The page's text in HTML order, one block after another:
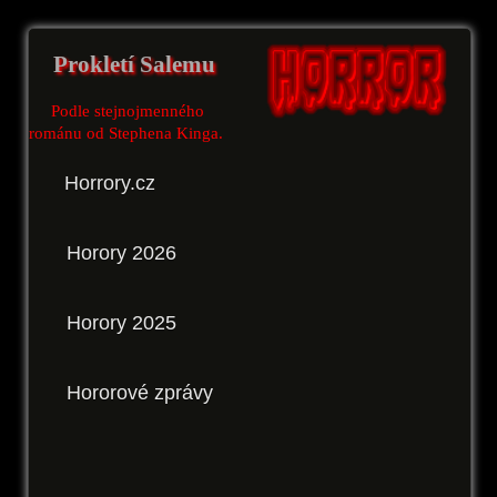
Prokletí Salemu
Podle stejnojmenného
románu od Stephena Kinga.
Horrory.cz
Horory 2026
Horory 2025
Hororové zprávy